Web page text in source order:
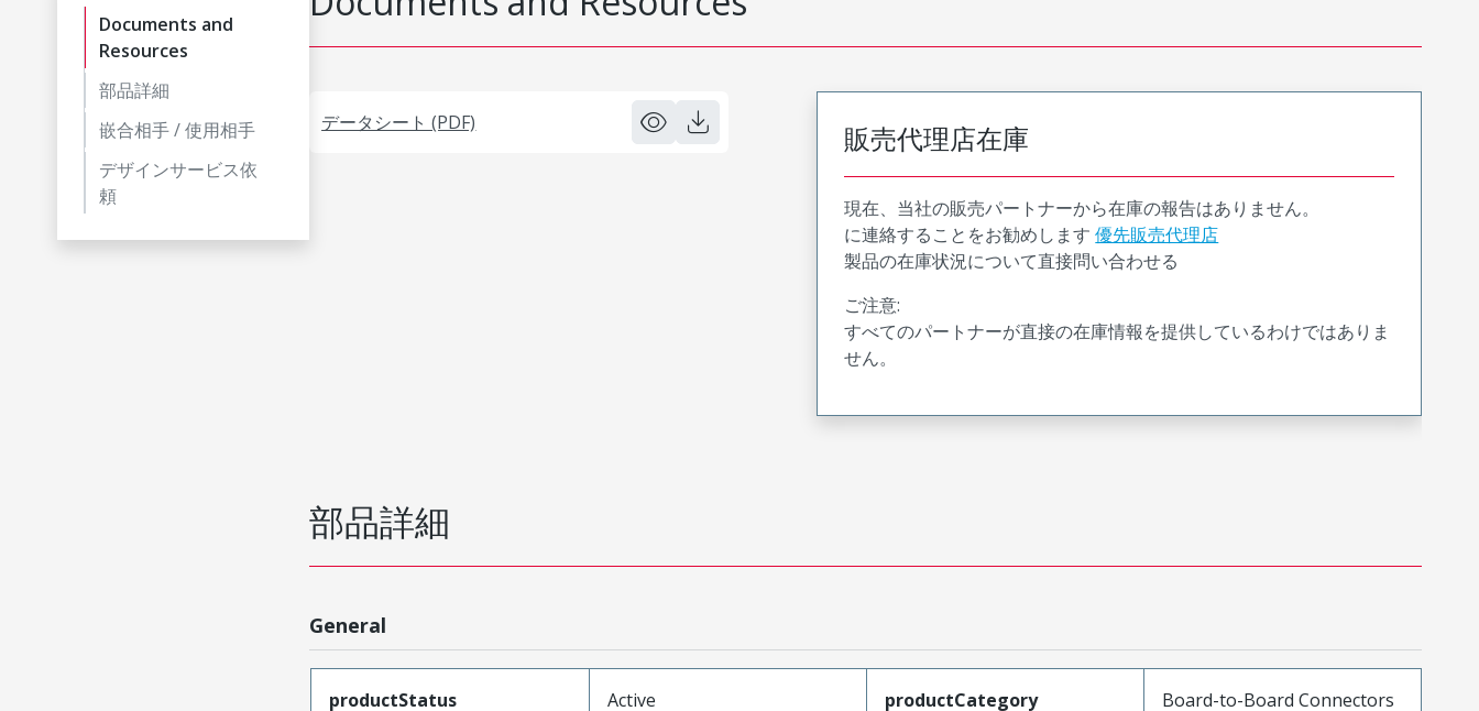
Documents and
Resources
部品詳細
嵌合相手 / 使用相手
デザインサービス依
頼
データシート (PDF) 販売代理店在庫
現在、当社の販売パートナーから在庫の報告はありません。
に連絡することをお勧めします 優先販売代理店
製品の在庫状況について直接問い合わせる
ご注意:
すべてのパートナーが直接の在庫情報を提供しているわけではありま
せん。
部品詳細
General
productStatus Active productCategory Board-to-Board Connectors